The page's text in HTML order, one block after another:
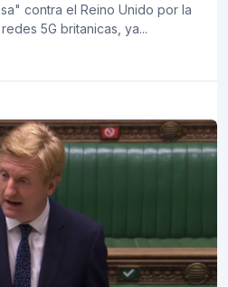
contra el Reino Unido por la
5G britanicas, ya...